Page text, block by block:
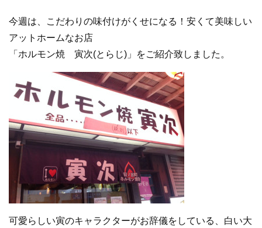
今週は、こだわりの味付けがくせになる！安くて美味しい
アットホームなお店
「ホルモン焼 寅次(とらじ)」をご紹介致しました。
可愛らしい寅のキャラクターがお辞儀をしている、白い大